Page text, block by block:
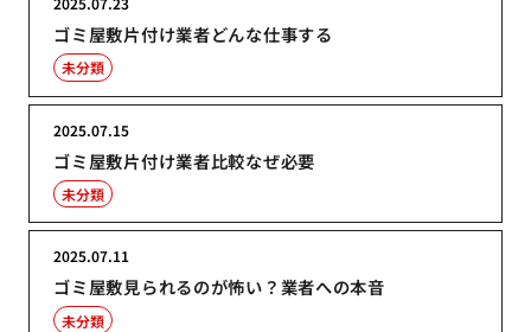
ゴミ屋敷片付け業者どんな仕事する
未分類
ゴミ屋敷片付け業者比較なぜ必要
2025.07.15
未分類
ゴミ屋敷見られるのが怖い？業者への本音
2025.07.11
未分類